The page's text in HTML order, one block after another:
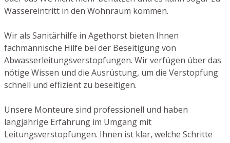
Wassereintritt in den Wohnraum kommen.
Wir als Sanitärhilfe in Agethorst bieten Ihnen
fachmännische Hilfe bei der Beseitigung von
Abwasserleitungsverstopfungen. Wir verfügen über das
nötige Wissen und die Ausrüstung, um die Verstopfung
schnell und effizient zu beseitigen.
Unsere Monteure sind professionell und haben
langjährige Erfahrung im Umgang mit
Leitungsverstopfungen. Ihnen ist klar, welche Schritte